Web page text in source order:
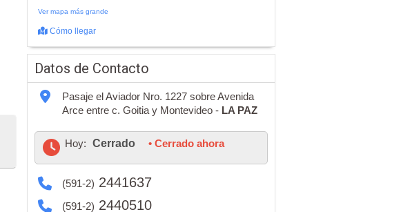
Ver mapa más grande
Cómo llegar
Datos de Contacto
Pasaje el Aviador Nro. 1227 sobre Avenida
Arce entre c. Goitia y Montevideo - LA PAZ
Hoy: Cerrado • Cerrado ahora
(591-2) 2441637
(591-2) 2440510